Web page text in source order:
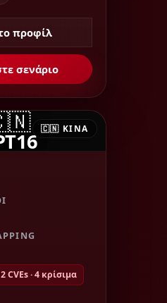
προφίλ
σενάριο
🇨🇳 ΚΊΝΑ
CVEs · 4 κρίσιμα